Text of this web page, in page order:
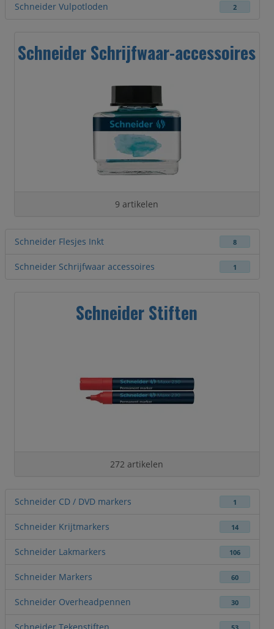
Schneider Vulpotloden 2
Schneider Schrijfwaar-accessoires
9 artikelen
Schneider Flesjes Inkt 8
Schneider Schrijfwaar accessoires 1
Schneider Stiften
272 artikelen
Schneider CD / DVD markers 1
Schneider Krijtmarkers 14
Schneider Lakmarkers 106
Schneider Markers 60
Schneider Overheadpennen 30